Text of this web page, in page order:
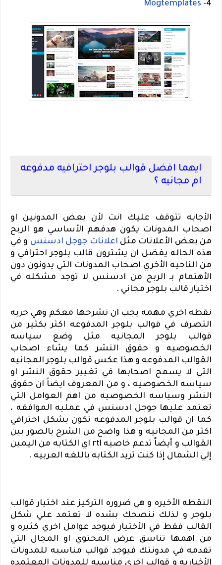
4-
Mogtemplates
ايهما افضل قوالب بلوجر احترافيه مدفوعه
ام مجانيه ؟
الأجابه تتوقف عليك انت لأن بعض المدونين او
اصحاب المدونات يكون هدفهم الأساسي هو الربح
من بعض الأعلانات مثل اعلانات جوجل ادسنس و في
هذه الحاله يفضل ان يشترون قالب بلوجر احترافي و
من الناحيه الأخري اصحاب المدونات التي يدونون دون
الأهتمام بـ الربح من ادسنس لا توجد مشكله في
اختيار قالب بلوجر مجاني .
نقطه اخري مهمه يجب ان نشرحها معكم وهي حريه
التصرف في قوالب بلوجر المدفوعه اكثر بكثير من
قوالب بلوجر المجانيه مثل وضع سياسه
الخصوصيه و حقوق النشر كما يشاء اصحاب
القوالب المدفوعه و هذا عكس قوالب بلوجر المجانيه
التي لا يسمح اصحابها في تغيير حقوق النشر او
سياسه الخصوصيه ، و من المعروف ايضاً ان حقوق
النشر وسياسه الخصوصيه من اهم العوامل التي
تعتمد عليها جوجل ادسنس في عمليه الموافقه ،
كما ان قوالب بلوجر المدفوعه تكون بشكل احترافي
اكثر من المجانيه و هذا واضح من الشرح بالصور بين
القوالب و أيضاً تدعم خاصيه rtl اي الكتابه من اليمين
إلي الشمال إذا كنت تريد الكتابه باللغه العربيه .
النقطه الأخيره و هي ضروره التركيز عند اختيار قوالب
بلوجر و لذلك ننصحك بشده لا تعتمد علي شكل
القالب فقط في الأختيار فيوجد عوامل اخري كثيره و
من اهمها تناسق عرض المحتوي او المجال التي
تقدمه في مدونتك فيوجد قوالب مناسبه للمدونات